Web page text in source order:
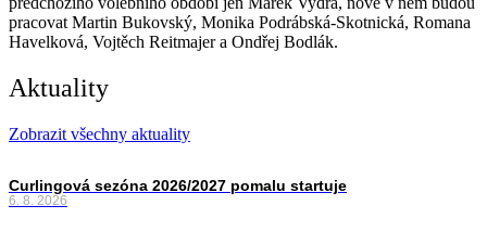
pracovat Martin Bukovský, Monika Podrábská-Skotnická, Romana
Havelková, Vojtěch Reitmajer a Ondřej Bodlák.
Aktuality
Zobrazit všechny aktuality
Curlingová sezóna 2026/2027 pomalu startuje
6. 8. 2026